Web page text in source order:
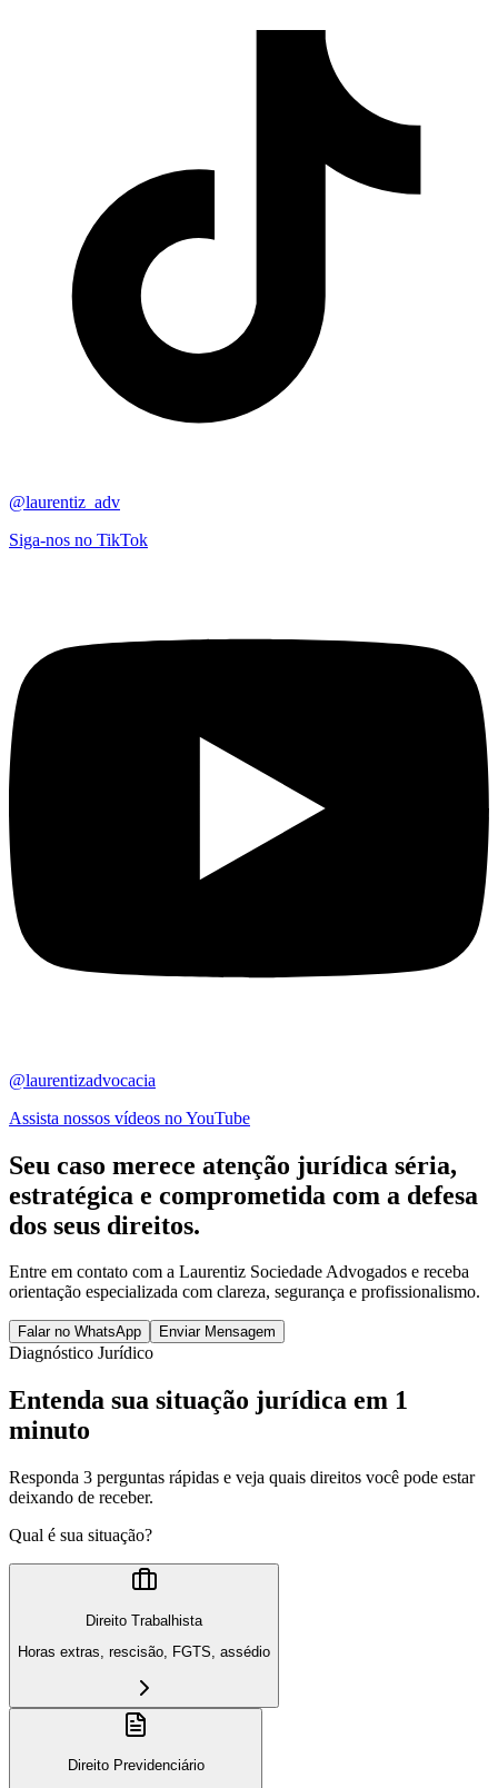
@laurentiz_adv
Siga-nos no TikTok
@laurentizadvocacia
Assista nossos vídeos no YouTube
Seu caso merece atenção jurídica séria,
estratégica e comprometida com a defesa
dos seus direitos.
Entre em contato com a Laurentiz Sociedade Advogados e receba
orientação especializada com clareza, segurança e profissionalismo.
Falar no WhatsApp Enviar Mensagem
Diagnóstico Jurídico
Entenda sua situação jurídica em 1
minuto
Responda 3 perguntas rápidas e veja quais direitos você pode estar
deixando de receber.
Qual é sua situação?
Direito Trabalhista
Horas extras, rescisão, FGTS, assédio
Direito Previdenciário